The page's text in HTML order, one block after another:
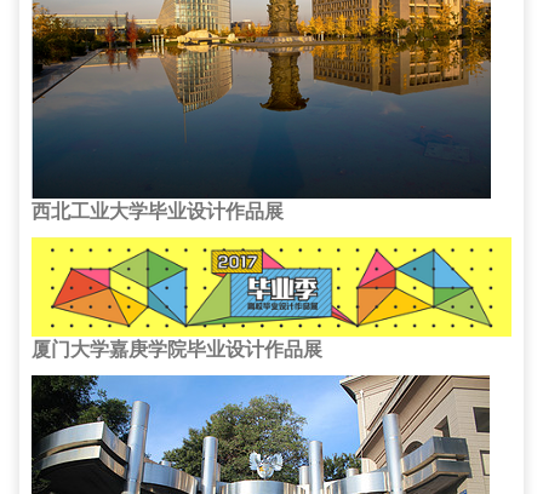
西北工业大学毕业设计作品展
厦门大学嘉庚学院毕业设计作品展